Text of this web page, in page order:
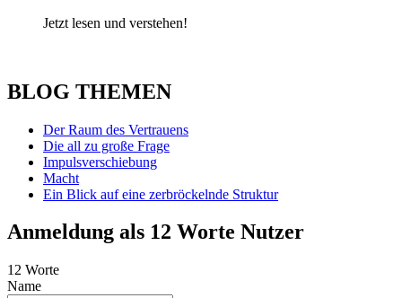
Jetzt lesen und verstehen!
BLOG THEMEN
Der Raum des Vertrauens
Die all zu große Frage
Impulsverschiebung
Macht
Ein Blick auf eine zerbröckelnde Struktur
Anmeldung als 12 Worte Nutzer
12 Worte
Name